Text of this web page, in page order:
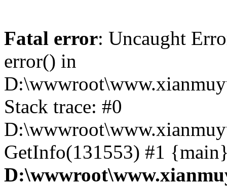
Fatal error: Uncaught
error() in
Stack trace: #0
GetInfo(131553) #1